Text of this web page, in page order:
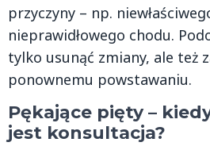
przyczyny – np.
nieprawidłowego chodu.
tylko usunąć zmiany, ale też
ponownemu powstawaniu.
Pękające pięty –
jest konsultacja?